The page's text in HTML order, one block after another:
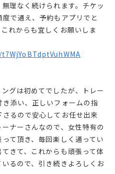
理なく続けられます。チケッ
で通え、予約もアプリでと
れからも宜しくお願いしま
グは初めてでしたが、トレー
添い、正しいフォームの指
るので安心してお任せ出来
ナーさんなので、女性特有の
て頂き、毎回楽しく通ってい
きて、これからも頑張って体
るので、引き続きよろしくお